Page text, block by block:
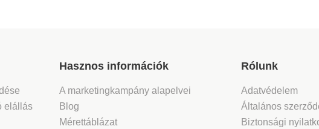
elállás
Hasznos információk
A marketingkampány alapelvei
Blog
Mérettáblázat
Rólunk
Adatvédelem
Általános
Biztonsági